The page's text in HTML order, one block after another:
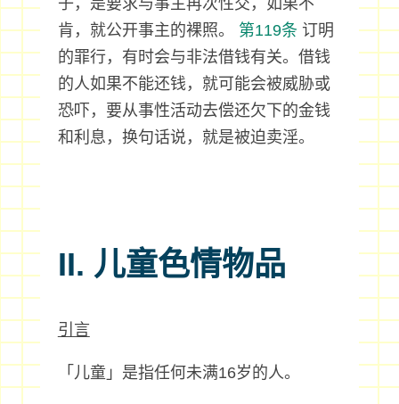
子，是要求与事主再次性交，如果不
肯，就公开事主的裸照。 第119条订明
的罪行，有时会与非法借钱有关。借钱
的人如果不能还钱，就可能会被威胁或
恐吓，要从事性活动去偿还欠下的金钱
和利息，换句话说，就是被迫卖淫。
II. 儿童色情物品
引言
「儿童」是指任何未满16岁的人。